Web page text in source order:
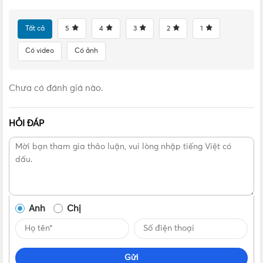
Tất cả 5 4 3 2 1
Có video Có ảnh
Chưa có đánh giá nào.
HỎI ĐÁP
Anh Chị
Gửi